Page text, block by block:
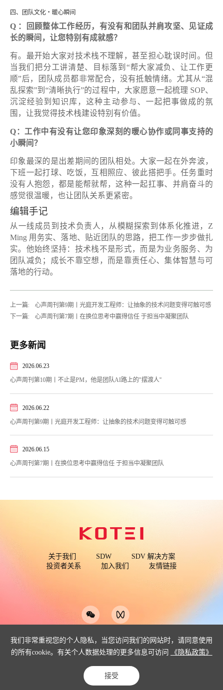
我们非常重视您的个人隐私，当您访问我们的网站时，请同意使用
的所有cookie。有关个人数据处理的更多信息可访问
《隐私政策》
接受
四、团队文化・暖心瞬间
Q ：回顾整体工作经历，有没有和团队并肩攻坚、见证成
长的瞬间，让您特别有成就感？
有。最开始大家对技术栈不理解，甚至担心耽误时间。但
当我们把分工讲清楚、目标落到“帮大家减负、让工作更
顺”后，团队成员都非常配合，没有抵触情绪。尤其从“混
乱探索”到“清晰执行”的过程中，大家愿意一起梳理 SOP、
沉淀经验到知识库，这种主动参与、一起把事做成的氛
围，让我觉得技术栈建设特别有价值。
Q：工作中有没有让您印象深刻的暖心协作或同事支持的
小瞬间？
印象最深的是出差期间的团队相处。大家一起在外奔波，
下班一起打球、吃饭，互相照应、彼此搭把手。任务重时
没有人抱怨，都是能帮就帮，这种一起扛事、并肩奋斗的
感觉很温暖，也让团队关系更紧密。
编辑手记
从一线成员到技术负责人，从模糊探索到体系化推进，Z
Ming 用务实、落地、贴近团队的思路，把工作一步步做扎
实。他始终坚持：技术栈不是形式，而是为业务服务、为
团队减负；成长不靠空想，而是靠责任心、集体智慧与可
落地的行动。
上一篇:
心声周刊第9期丨光庭开发工程师：让抽象的技术问题变得可触可感
下一篇:
心声周刊第7期丨在换位思考中赢得信任 于担当中凝聚团队
更多新闻
2026.06.23
心声周刊第10期丨不止是PM，他是团队AI路上的"摆渡人"
2026.06.22
心声周刊第9期丨光庭开发工程师：让抽象的技术问题变得可触可感
2026.06.15
心声周刊第7期丨在换位思考中赢得信任 于担当中凝聚团队
关于我们 SDW
SDV 解决方案
投资者关系
加入我们 友情链接
Powered by Yongsy
网络安全 TISAX相关方告知书